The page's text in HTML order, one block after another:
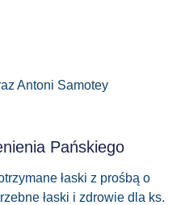
Antoni Samotey
Pańskiego
łaski z prośbą o
łaski i zdrowie dla ks.